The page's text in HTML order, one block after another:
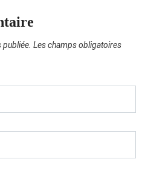
Les champs obligatoires